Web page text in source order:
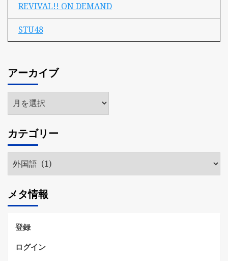
REVIVAL!! ON DEMAND
STU48
アーカイブ
ア
ー
イ
ブ
カテゴリー
カ
テ
リ
ー
メタ情報
登録
ログイン